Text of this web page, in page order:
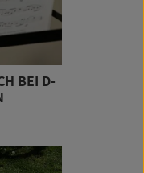
BEI D-